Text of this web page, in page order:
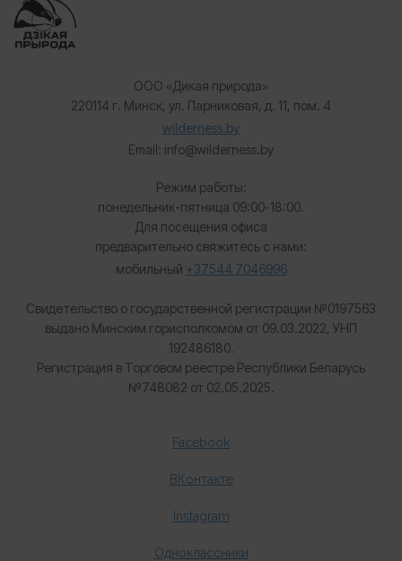
ООО «Дикая природа»
220114 г. Минск, ул. Парниковая, д. 11, пом. 4
wilderness.by
Email: info@wilderness.by
Режим работы:
понедельник-пятница 09:00-18:00.
Для посещения офиса
предварительно свяжитесь с нами:
мобильный +37544 7046996
Свидетельство о государственной регистрации №0197563
выдано Минским горисполкомом от 09.03.2022, УНП
192486180.
Регистрация в Торговом реестре Республики Беларусь
№748082 от 02.05.2025.
Facebook
ВКонтакте
Instagram
Одноклассники